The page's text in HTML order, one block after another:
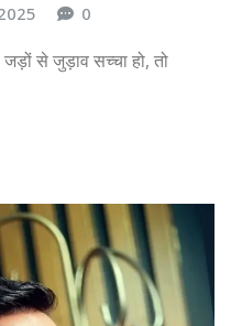
0
से जुड़ाव सच्चा हो, तो